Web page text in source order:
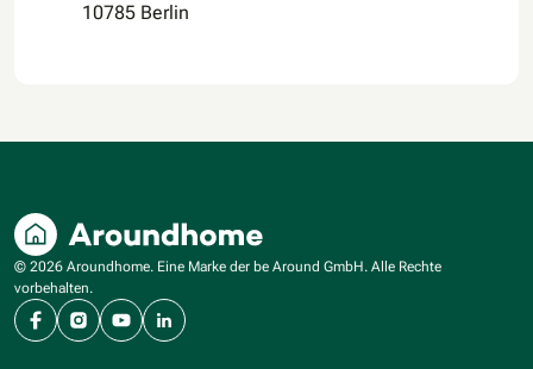
10785 Berlin
© 2026 Aroundhome. Eine Marke der be Around GmbH. Alle Rechte
vorbehalten.
FacebookInstagram
YouTubeLinkedIn